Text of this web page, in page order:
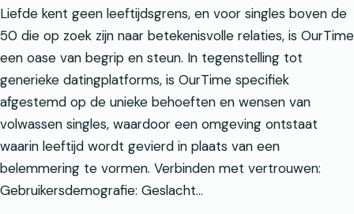
Liefde kent geen leeftijdsgrens, en voor singles boven de
50 die op zoek zijn naar betekenisvolle relaties, is OurTime
een oase van begrip en steun. In tegenstelling tot
generieke datingplatforms, is OurTime specifiek
afgestemd op de unieke behoeften en wensen van
volwassen singles, waardoor een omgeving ontstaat
waarin leeftijd wordt gevierd in plaats van een
belemmering te vormen. Verbinden met vertrouwen:
Gebruikersdemografie: Geslacht…